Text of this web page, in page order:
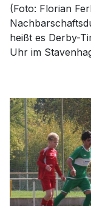
(Foto: Florian
heißt es Derby-
Uhr im